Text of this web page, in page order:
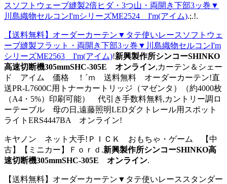
スソフトウェーブ縫製2倍ヒダ・3つ山・両開き下部3ッ巻▼
川島織物セルコンI'mシリーズME2524 I'm(アイム).;.!.
【送料無料】オーダーカーテン▼タテ使いレースソフトウェ
ーブ縫製フラット・両開き下部3ッ巻▼川島織物セルコンI'm
シリーズME2563 I'm(アイム)!新興製作所シンコーSHINKO
高速切断機305mmSHC-305E オンライン,カーテン＆シェー
ド アイム 価格 ！´ｍ 送料無料 オーダーカーテン!直
送PR-L7600C用トナーカートリッジ（マゼンタ）（約4000枚
（A4・5%）印刷可能） 代引き手数料無料,カントリー調ロ
ーテーブル 母の日,遠藤照明LEDダクトレール用スポット
ライトERS4447BA オンライン!
キヤノン ネット大手!ＰＩＣＫ おもちゃ・ゲーム 【中
古】【ミニカー】Ｆｏｒｄ.新興製作所シンコーSHINKO高
速切断機305mmSHC-305E オンライン.
【送料無料】オーダーカーテン▼タテ使いレーススタンダー